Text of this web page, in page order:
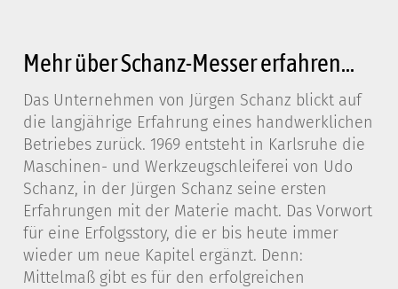
Mehr über Schanz-Messer erfahren...
Das Unternehmen von Jürgen Schanz blickt auf
die langjährige Erfahrung eines handwerklichen
Betriebes zurück. 1969 entsteht in Karlsruhe die
Maschinen- und Werkzeugschleiferei von Udo
Schanz, in der Jürgen Schanz seine ersten
Erfahrungen mit der Materie macht. Das Vorwort
für eine Erfolgsstory, die er bis heute immer
wieder um neue Kapitel ergänzt. Denn:
Mittelmaß gibt es für den erfolgreichen